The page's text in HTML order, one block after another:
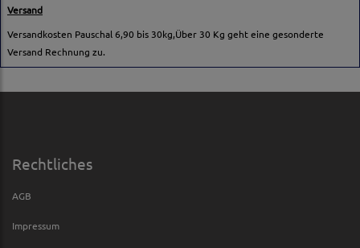
Versand
Versandkosten Pauschal 6,90 bis 30kg,Über 30 Kg geht eine gesonderte
Versand Rechnung zu.
Rechtliches
AGB
Impressum